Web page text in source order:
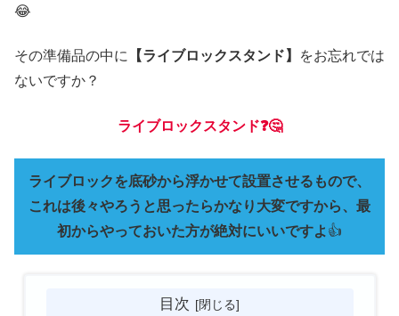
😂
その準備品の中に 【ライブロックスタンド】
をお忘れでは
ないですか？
ライブロックスタンド❓🤔
ライブロックを底砂から浮かせて設置させるもので、
これは後々やろうと思ったらかなり大変ですから、最
初からやっておいた方が絶対にいいですよ 👍
目次